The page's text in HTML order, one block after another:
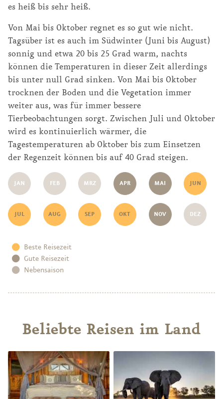
es heiß bis sehr heiß.
Von Mai bis Oktober regnet es so gut wie nicht.
Tagsüber ist es auch im Südwinter (Juni bis August)
sonnig und etwa 20 bis 25 Grad warm, nachts
können die Temperaturen in dieser Zeit allerdings
bis unter null Grad sinken. Von Mai bis Oktober
trocknen der Boden und die Vegetation immer
weiter aus, was für immer bessere
Tierbeobachtungen sorgt. Zwischen Juli und Oktober
wird es kontinuierlich wärmer, die
Tagestemperaturen ab Oktober bis zum Einsetzen
der Regenzeit können bis auf 40 Grad steigen.
JAN FEB MRZ APR MAI JUN
JUL AUG SEP OKT NOV DEZ
Beste Reisezeit
Gute Reisezeit
Nebensaison
Beliebte Reisen im Land